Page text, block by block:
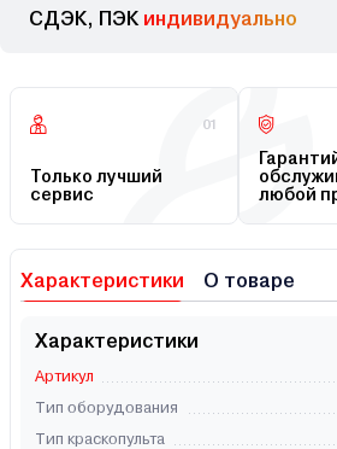
СДЭК, ПЭК индивидуально
01
Только лучший
сервис
любой
Характеристики О товаре
Характеристики
Артикул
Тип оборудования
Тип краскопульта